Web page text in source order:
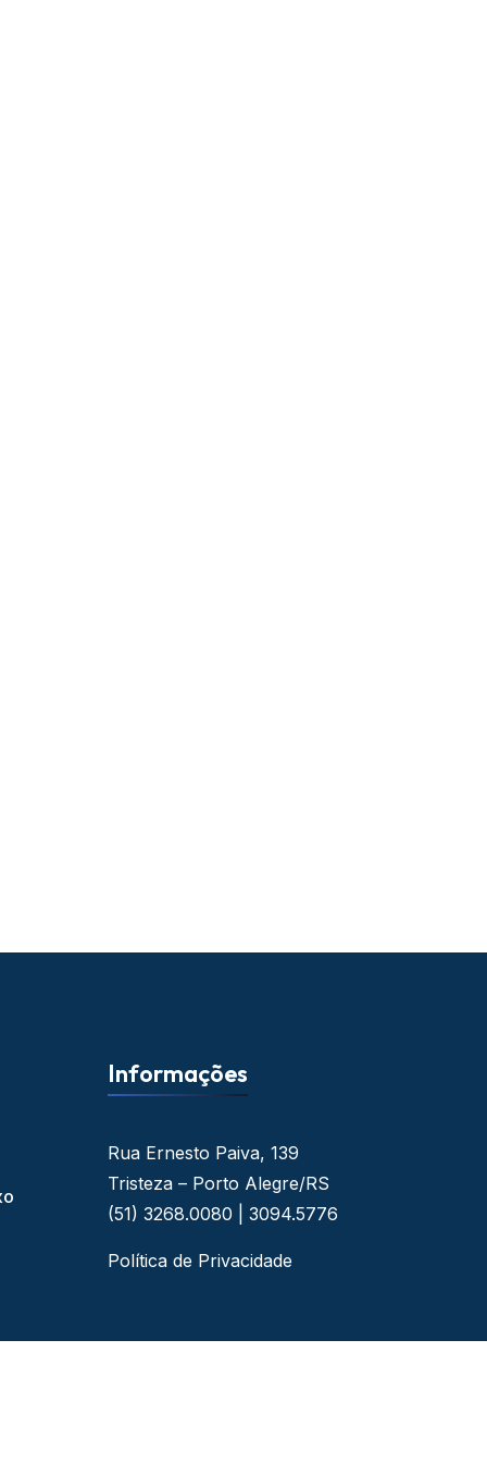
Informações
Rua Ernesto Paiva, 139
Tristeza – Porto Alegre/RS
(51) 3268.0080 | 3094.5776
Política de Privacidade